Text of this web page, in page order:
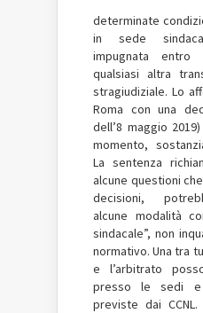
determinate
in sede
impugnata entro
qualsiasi altra
stragiudiziale. Lo
Roma con una
dell’8 maggio
momento,
La sentenza
alcune questioni
decisioni,
alcune modalità
sindacale”, non
normativo. Una tra
e l’arbitrato
presso le sedi
previste dai